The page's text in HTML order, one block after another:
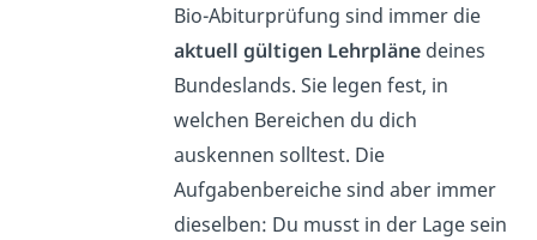
Bio-Abiturprüfung sind immer die
aktuell gültigen Lehrplänedeines
Bundeslands. Sie legen fest, in
welchen Bereichen du dich
auskennen solltest. Die
Aufgabenbereiche sind aber immer
dieselben: Du musst in der Lage sein